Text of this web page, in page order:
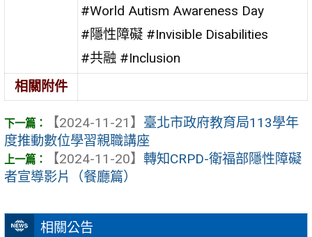
相關公告
#World Autism Awareness Day
#隱性障礙 #Invisible Disabilities
#共融 #Inclusion
相關附件
【2024-11-21】 臺北市政府教育局113學年
度推動數位學習親職講座
【2024-11-20】 轉知CRPD-衛福部隱性障礙
者宣導影片（餐廳篇）